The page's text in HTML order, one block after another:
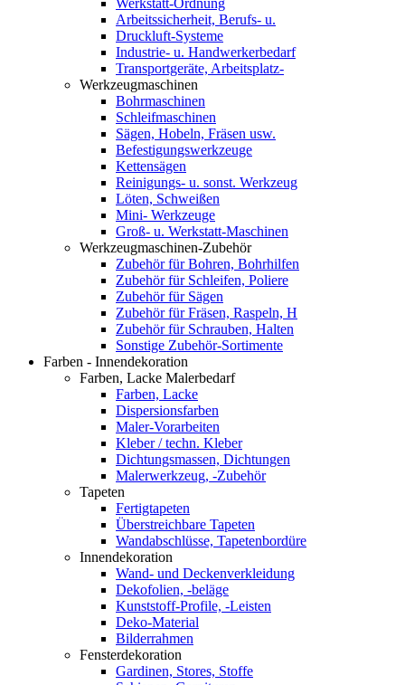
Werkstatt-Ordnung
Arbeitssicherheit, Berufs- u.
Druckluft-Systeme
Industrie- u. Handwerkerbedarf
Transportgeräte, Arbeitsplatz-
Werkzeugmaschinen
Bohrmaschinen
Schleifmaschinen
Sägen, Hobeln, Fräsen usw.
Befestigungswerkzeuge
Kettensägen
Reinigungs- u. sonst. Werkzeug
Löten, Schweißen
Mini- Werkzeuge
Groß- u. Werkstatt-Maschinen
Werkzeugmaschinen-Zubehör
Zubehör für Bohren, Bohrhilfen
Zubehör für Schleifen, Poliere
Zubehör für Sägen
Zubehör für Fräsen, Raspeln, H
Zubehör für Schrauben, Halten
Sonstige Zubehör-Sortimente
Farben - Innendekoration
Farben, Lacke Malerbedarf
Farben, Lacke
Dispersionsfarben
Maler-Vorarbeiten
Kleber / techn. Kleber
Dichtungsmassen, Dichtungen
Malerwerkzeug, -Zubehör
Tapeten
Fertigtapeten
Überstreichbare Tapeten
Wandabschlüsse, Tapetenbordüre
Innendekoration
Wand- und Deckenverkleidung
Dekofolien, -beläge
Kunststoff-Profile, -Leisten
Deko-Material
Bilderrahmen
Fensterdekoration
Gardinen, Stores, Stoffe